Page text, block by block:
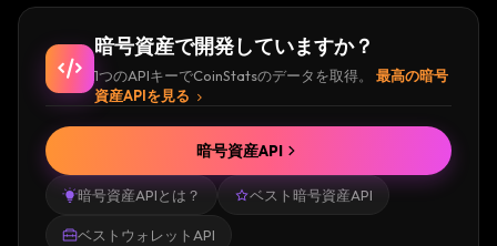
暗号資産で開発していますか？
1つのAPIキーでCoinStatsのデータを取得。
最高の暗号
資産APIを見る
暗号資産APIとは？ ベスト暗号資産API
ベストウォレットAPI
暗号資産API